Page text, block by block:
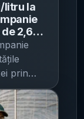
litru la
2,697
vin
prin
cheltuiala
. La 1
urcat